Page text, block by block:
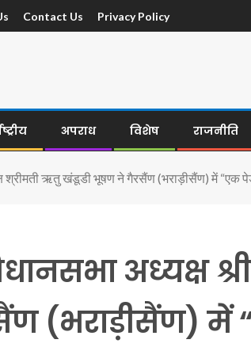
Contact Us Privacy Policy
अपराध विशेष राजनीति
श्रीमती ऋतु खंडूडी भूषण ने गैरसैंण (भराड़ीसैंण) में “एक
अध्यक्ष
(भराड़ीसैंण) में